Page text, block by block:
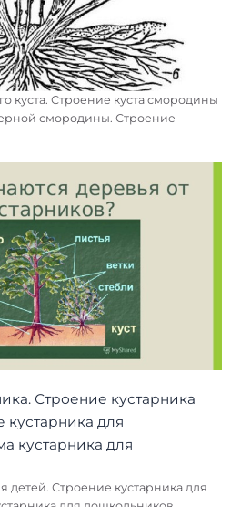
куста. Строение куста смородины
смородины. Строение
детей. Строение кустарника для